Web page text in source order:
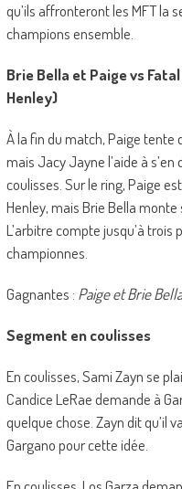
qu’ils affronteront les MFT la
champions ensemble.
Brie Bella et Paige vs
Henley)
À la fin du match, Paige tente
mais Jacy Jayne l’aide à
coulisses. Sur le ring, Paige
Henley, mais Brie Bella
L’arbitre compte jusqu’à
championnes.
Gagnantes : Paige et Brie Bella
Segment en coulisses
En coulisses, Sami Zayn se
Candice LeRae demande à
quelque chose. Zayn dit qu’il
Gargano pour cette idée.